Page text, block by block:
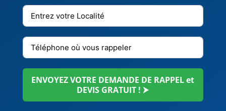
ENVOYEZ VOTRE DEMANDE DE RAPPEL et
DEVIS GRATUIT ! ⮞